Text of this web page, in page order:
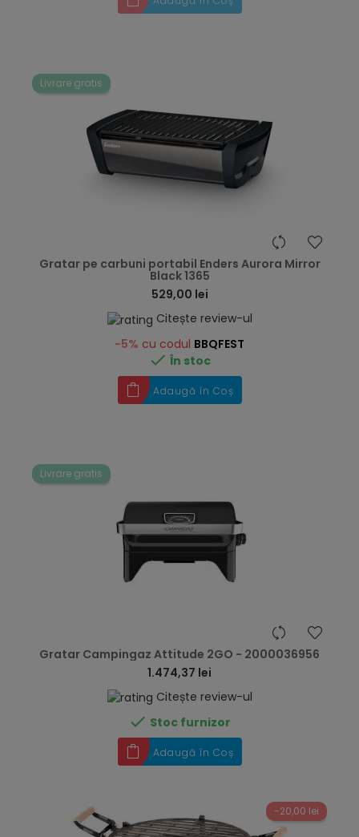
Livrare gratis
Gratar pe carbuni portabil Enders Aurora Mirror
Black 1365
529,00 lei
Citește review-ul
-5% cu codul BBQFEST
 În stoc
Adaugă în Coș
Livrare gratis
Gratar Campingaz Attitude 2GO - 2000036956
1.474,37 lei
Citește review-ul
 Stoc furnizor
Adaugă în Coș
-20,00 lei